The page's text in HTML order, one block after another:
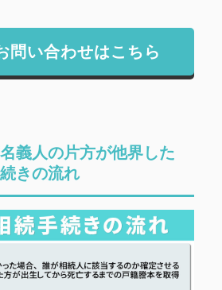
問い合わせはこちら
義人の片方が他界した
きの流れ